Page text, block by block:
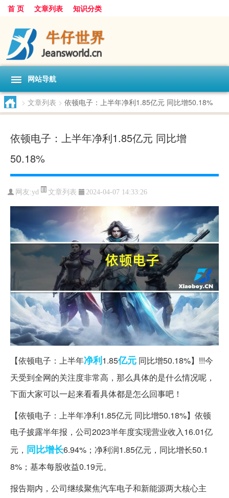
首 页 文章列表 知识分类
网站导航
> 文章列表 > 依顿电子：上半年净利1.85亿元 同比增50.18%
依顿电子：上半年净利1.85亿元 同比增
50.18%
网友:yd 文章列表 2024-04-07 14:33:26
【依顿电子：上半年净利1.85亿元 同比增50.18%】!!!今
天受到全网的关注度非常高，那么具体的是什么情况呢，
下面大家可以一起来看看具体都是怎么回事吧！
【依顿电子：上半年净利1.85亿元 同比增50.18%】依顿
电子披露半年报，公司2023半年度实现营业收入16.01亿
元， 同比增长6.94%；净利润1.85亿元，同比增长50.1
8%；基本每股收益0.19元。
报告期内，公司继续聚焦汽车电子和新能源两大核心主